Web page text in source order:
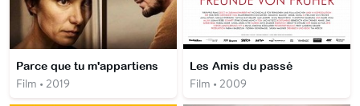
Parce que tu m'appartiens
Film • 2019
Les Amis du passé
Film • 2009